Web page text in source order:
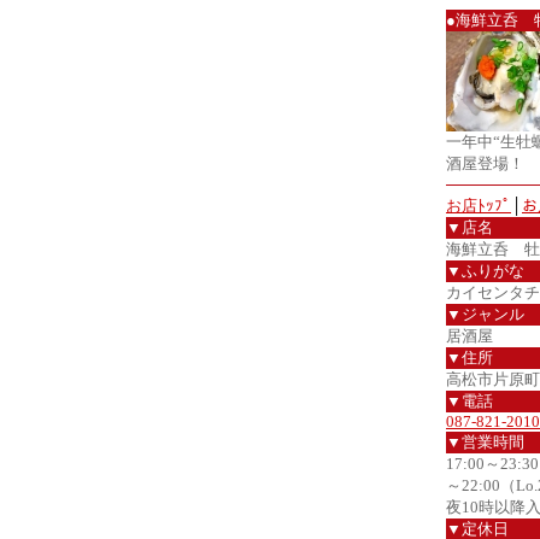
●海鮮立呑
一年中“生牡
酒屋登場！
お店ﾄｯﾌﾟ
▼店名
海鮮立呑 牡
▼ふりがな
カイセンタ
▼ジャンル
居酒屋
▼住所
高松市片原
▼電話
087-821-2010
▼営業時間
17:00～
～22:00（
夜10時以降
▼定休日